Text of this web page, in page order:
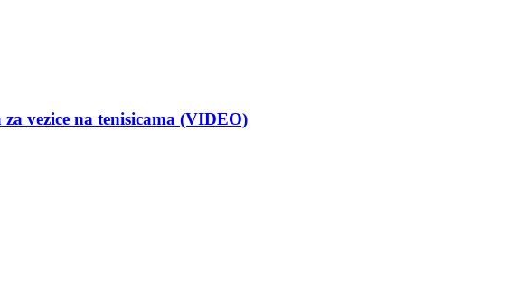
vezice na tenisicama (VIDEO)